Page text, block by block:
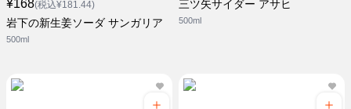
¥168(税込¥181.44)
岩下の新生姜ソーダ サンガリア
500ml
三ツ矢サイダー アサヒ
500ml